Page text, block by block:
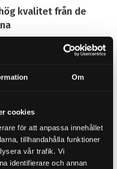
Om
cookies
för att anpassa innehållet
tillhandahålla funktioner
vår trafik. Vi
identifierare och annan
kvalitet från de
underredet i din bil. Hit
fjädring med mera.
För att du ska
Varje dag.
utbud av
med mera för
Kör extremt men